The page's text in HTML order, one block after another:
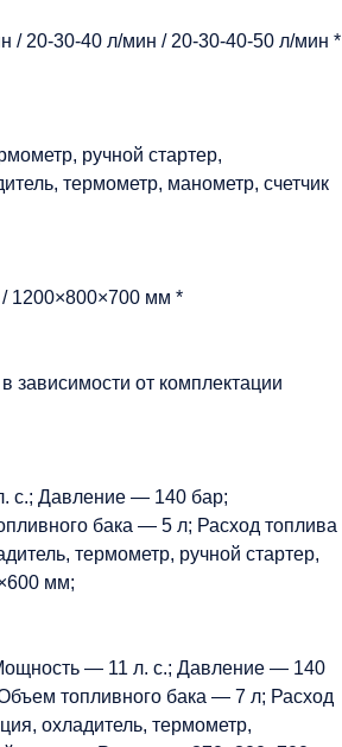
/ 20-30-40 л/мин / 20-30-40-50 л/мин *
ручной стартер,
термометр, манометр, счетчик
1200×800×700 мм *
зависимости от комплектации
с.; Давление — 140 бар;
бака — 5 л; Расход топлива
термометр, ручной стартер,
мм;
— 11 л. с.; Давление — 140
топливного бака — 7 л; Расход
охладитель, термометр,